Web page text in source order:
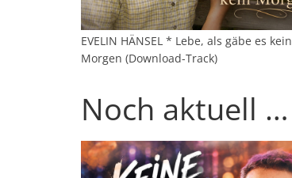
EVELIN HÄNSEL * Lebe, als gäbe es kein
Morgen (Download-Track)
Noch aktuell …